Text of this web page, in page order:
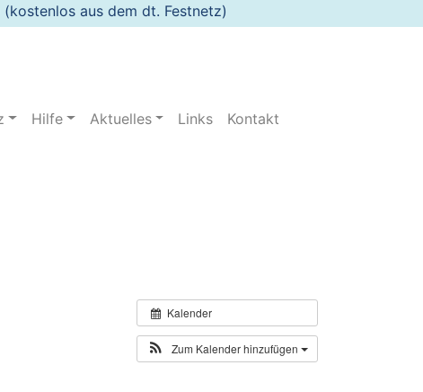
aus dem dt. Festnetz)
Hilfe Aktuelles Links Kontakt
Kalender
Zum Kalender hinzufügen